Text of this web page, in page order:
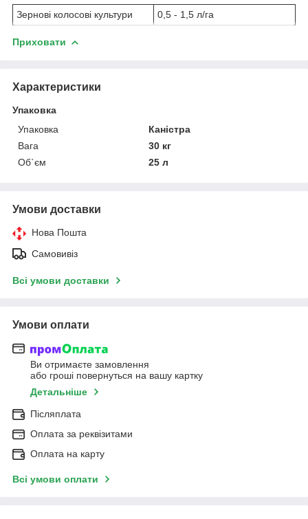
Зернові колосові культури 0,5 - 1,5 л/га
Приховати
Характеристики
Упаковка
Упаковка
Каністра
Вага
30 кг
Об`єм
25 л
Умови доставки
Нова Пошта
Самовивіз
Всі умови доставки
Умови оплати
Ви отримаєте замовлення
або гроші повернуться на вашу картку
Детальніше
Післяплата
Оплата за реквізитами
Оплата на карту
Всі умови оплати